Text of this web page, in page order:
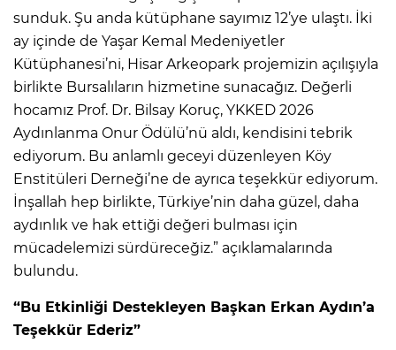
sunduk. Şu anda kütüphane sayımız 12’ye ulaştı. İki
ay içinde de Yaşar Kemal Medeniyetler
Kütüphanesi’ni, Hisar Arkeopark projemizin açılışıyla
birlikte Bursalıların hizmetine sunacağız. Değerli
hocamız Prof. Dr. Bilsay Koruç, YKKED 2026
Aydınlanma Onur Ödülü’nü aldı, kendisini tebrik
ediyorum. Bu anlamlı geceyi düzenleyen Köy
Enstitüleri Derneği’ne de ayrıca teşekkür ediyorum.
İnşallah hep birlikte, Türkiye’nin daha güzel, daha
aydınlık ve hak ettiği değeri bulması için
mücadelemizi sürdüreceğiz.” açıklamalarında
bulundu.
“Bu Etkinliği Destekleyen Başkan Erkan Aydın’a
Teşekkür Ederiz”